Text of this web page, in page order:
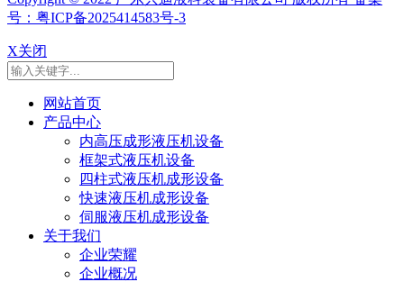
号：粤ICP备2025414583号-3
X关闭
网站首页
产品中心
内高压成形液压机设备
框架式液压机设备
四柱式液压机成形设备
快速液压机成形设备
伺服液压机成形设备
关于我们
企业荣耀
企业概况